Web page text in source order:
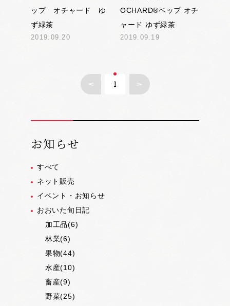
ップ オチャード ゆ
ず緑茶
2019.09.20
OCHARD®ベップ オチ
ャード ゆず緑茶
2019.09.19
1
お知らせ
すべて
ネット販売
イベント・お知らせ
おおいた旬日記
加工品(6)
林業(6)
果物(44)
水産(10)
畜産(9)
野菜(25)